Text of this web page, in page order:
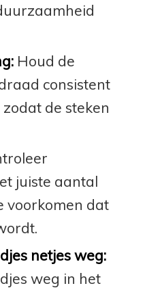
Houd de
consistent
de steken
juiste aantal
voorkomen dat
netjes weg:
weg in het